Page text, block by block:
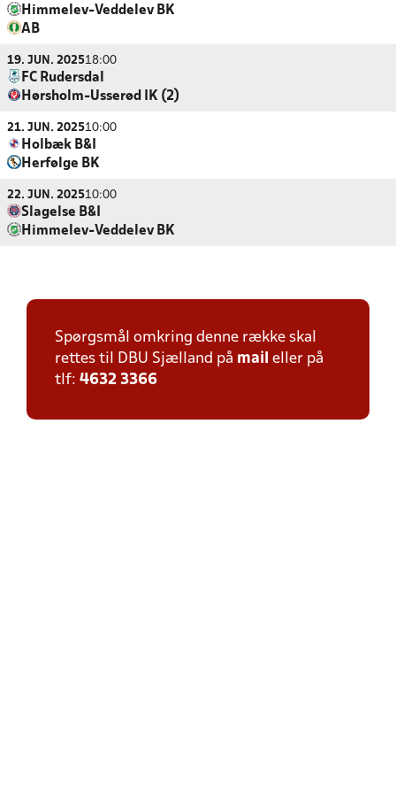
Himmelev-Veddelev BK
AB
19. JUN. 202518:00
FC Rudersdal
Hørsholm-Usserød IK (2)
21. JUN. 202510:00
Holbæk B&I
Herfølge BK
22. JUN. 202510:00
Slagelse B&I
Himmelev-Veddelev BK
Spørgsmål omkring denne række skal
rettes til DBU Sjælland på mail eller på
tlf: 4632 3366